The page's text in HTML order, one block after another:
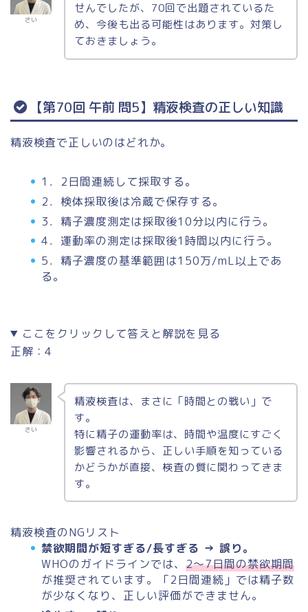
さい
せんでしたが、70回で出題されているた
め、今後も出る可能性はあります。対策し
ておきましょう。
【第70回 午前 問5】精液検査の正しい知識
精液検査で正しいのはどれか。
1．2日間連続して採取する。
2．検体採取後は冷蔵で保存する。
3．精子濃度測定は採取後10分以内に行う。
4．運動率の測定は採取後1時間以内に行う。
5．精子濃度の基準範囲は150万/mL以上であ
る。
ここをクリックして答えと解説を見る
正解：4
さい
精液検査は、まさに「時間との戦い」で
す。
特に精子の運動率は、時間や温度にすごく
影響されるから、正しい手順を知っている
かどうかが直接、検査の質に関わってきま
す。
精液検査のNGリスト
禁欲期間が短すぎる/長すぎる → 誤り。
WHOのガイドラインでは、 2～7日間の禁欲期間
が推奨されています。「2日間連続」では精子数
が少なくなり、正しい評価ができません。